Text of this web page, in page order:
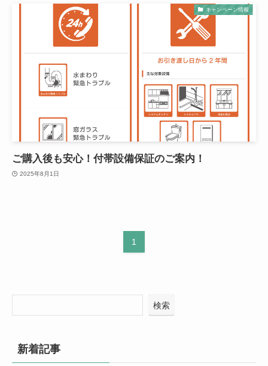
キャンペーン情報
ご購入後も安心！付帯設備保証のご案内！
2025年8月1日
1
検索
新着記事